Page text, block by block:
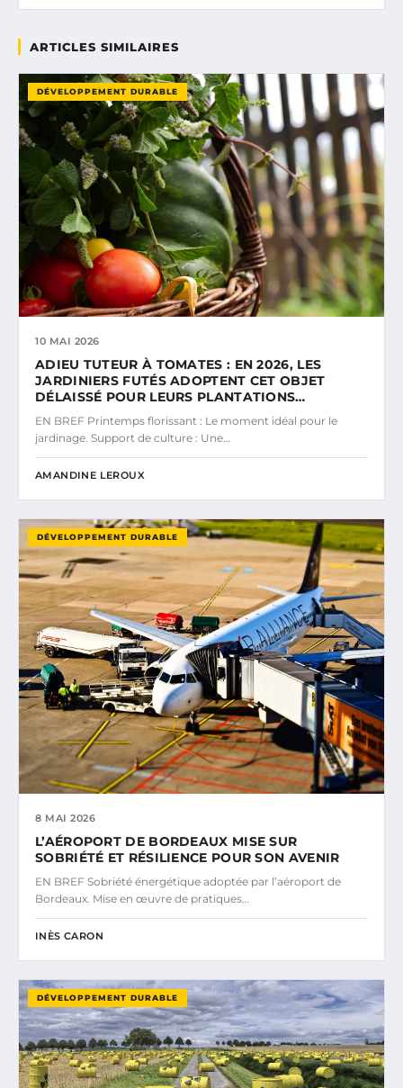
ARTICLES SIMILAIRES
DÉVELOPPEMENT DURABLE
10 MAI 2026
ADIEU TUTEUR À TOMATES : EN 2026, LES
JARDINIERS FUTÉS ADOPTENT CET OBJET
DÉLAISSÉ POUR LEURS PLANTATIONS…
EN BREF Printemps florissant : Le moment idéal pour le
jardinage. Support de culture : Une…
AMANDINE LEROUX
DÉVELOPPEMENT DURABLE
8 MAI 2026
L’AÉROPORT DE BORDEAUX MISE SUR
SOBRIÉTÉ ET RÉSILIENCE POUR SON AVENIR
EN BREF Sobriété énergétique adoptée par l’aéroport de
Bordeaux. Mise en œuvre de pratiques…
INÈS CARON
DÉVELOPPEMENT DURABLE